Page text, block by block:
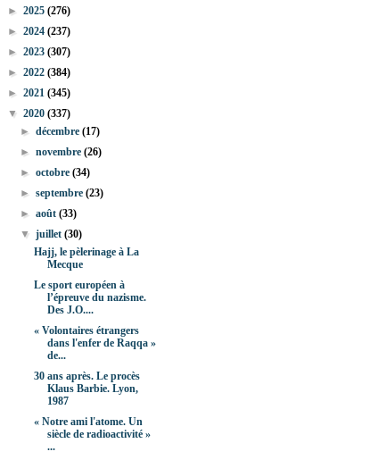
► 2025 (276)
► 2024 (237)
► 2023 (307)
► 2022 (384)
► 2021 (345)
▼ 2020 (337)
►décembre(17)
►novembre(26)
►octobre(34)
►septembre(23)
►août(33)
▼juillet(30)
Hajj, le pèlerinage à La
Mecque
Le sport européen à
l’épreuve du nazisme.
Des J.O....
« Volontaires étrangers
dans l'enfer de Raqqa »
de...
30 ans après. Le procès
Klaus Barbie. Lyon,
1987
« Notre ami l'atome. Un
siècle de radioactivité »
...